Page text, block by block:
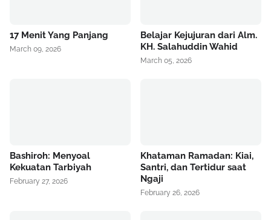
17 Menit Yang Panjang
March 09, 2026
Belajar Kejujuran dari Alm.
KH. Salahuddin Wahid
March 05, 2026
Bashiroh: Menyoal
Kekuatan Tarbiyah
February 27, 2026
Khataman Ramadan: Kiai,
Santri, dan Tertidur saat
Ngaji
February 26, 2026